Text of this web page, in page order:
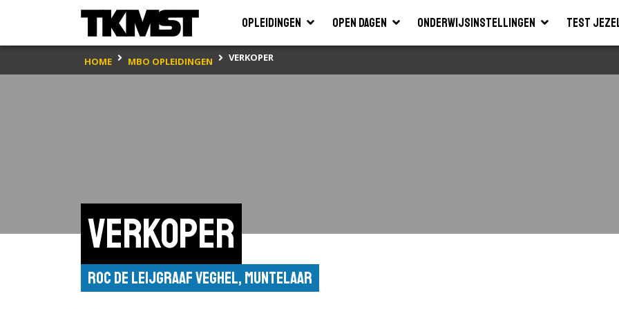
Opleidingen Open dagen Onderwijsinstellingen Test
HOME MBO OPLEIDINGEN VERKOPER
Verkoper
ROC de Leijgraaf Veghel, Muntelaar